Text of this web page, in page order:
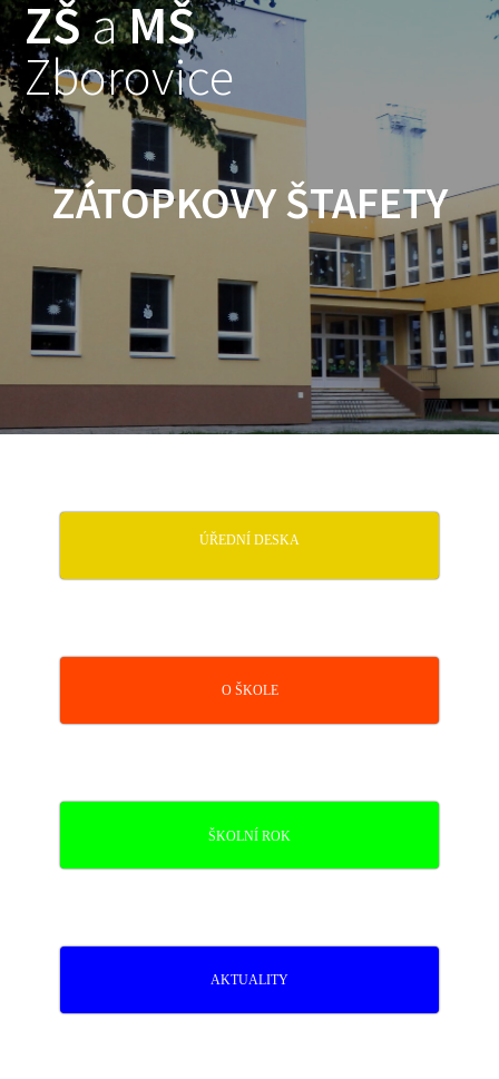
Skip
ZŠaMŠ
Zborovice
ZÁTOPKOVY ŠTAFETY
ÚŘEDNÍ DESKA
O ŠKOLE
ŠKOLNÍ ROK
AKTUALITY